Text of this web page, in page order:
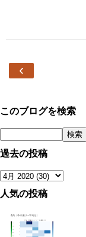
‹
このブログを検索
過去の投稿
人気の投稿